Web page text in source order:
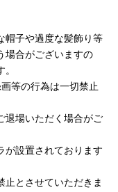
帽子や過度な髪飾り等
場合がございますの
等の行為は一切禁止
退場いただく場合がご
が設置されております
止とさせていただきま